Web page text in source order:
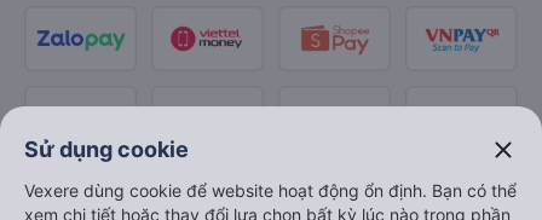
Sử dụng cookie close
Vexere dùng cookie để website hoạt động ổn định. Bạn có thể
xem chi tiết hoặc thay đổi lựa chọn bất kỳ lúc nào trong phần